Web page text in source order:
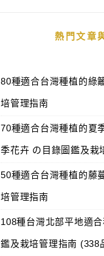
熱門文章
80種適合台灣種植的綠
培管理指南
70種適合台灣種植的夏
季花卉 の目錄圖鑑及栽
50種適合台灣種植的藤
培管理指南
108種台灣北部平地適
鑑及栽培管理指南 (338